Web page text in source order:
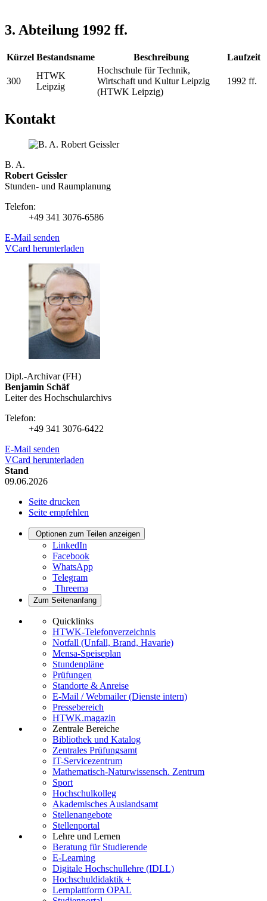
3. Abteilung 1992 ff.
Kürzel Bestandsname Beschreibung Laufzeit
300
HTWK
Leipzig
Hochschule für Technik,
Wirtschaft und Kultur Leipzig
(HTWK Leipzig)
1992 ff.
Kontakt
B. A.
Robert Geissler
Stunden- und Raumplanung
Telefon:
+49 341 3076-6586
E-Mail senden
VCard herunterladen
Dipl.-Archivar (FH)
Benjamin Schäf
Leiter des Hochschularchivs
Telefon:
+49 341 3076-6422
E-Mail senden
VCard herunterladen
Stand
09.06.2026
Seite drucken
Seite empfehlen
Optionen zum Teilen anzeigen
LinkedIn
Facebook
WhatsApp
Telegram
Threema
Zum Seitenanfang
Quicklinks
HTWK-Telefonverzeichnis
Notfall (Unfall, Brand, Havarie)
Mensa-Speiseplan
Stundenpläne
Prüfungen
Standorte & Anreise
E-Mail / Webmailer (Dienste intern)
Pressebereich
HTWK.magazin
Zentrale Bereiche
Bibliothek und Katalog
Zentrales Prüfungsamt
IT-Servicezentrum
Mathematisch-Naturwissensch. Zentrum
Sport
Hochschulkolleg
Akademisches Auslandsamt
Stellenangebote
Stellenportal
Lehre und Lernen
Beratung für Studierende
E-Learning
Digitale Hochschullehre (IDLL)
Hochschuldidaktik +
Lernplattform OPAL